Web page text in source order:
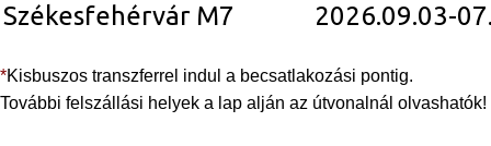
Székesfehérvár M7
2026.09.03-
*Kisbuszos transzferrel indul a becsatlakozási pontig.
További felszállási helyek a lap alján az útvonalnál olvashatók!